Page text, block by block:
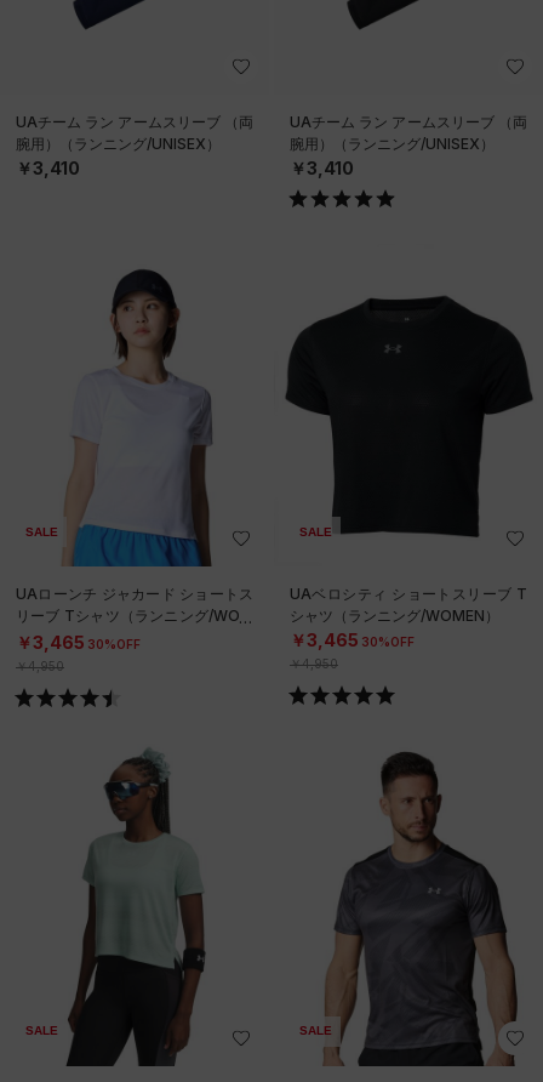
UAチーム ラン アームスリーブ （両
腕用）（ランニング/UNISEX）
￥3,410
UAチーム ラン アームスリーブ （両
腕用）（ランニング/UNISEX）
￥3,410
SALE
UAローンチ ジャカード ショートス
リーブ Tシャツ（ランニング/WOM
EN）
￥3,465 30%OFF
￥4,950
SALE
UAベロシティ ショートスリーブ T
シャツ（ランニング/WOMEN）
￥3,465 30%OFF
￥4,950
SALE SALE